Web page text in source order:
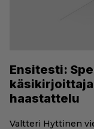
Ensitesti:
haastattelu
Valtteri Hyttinen